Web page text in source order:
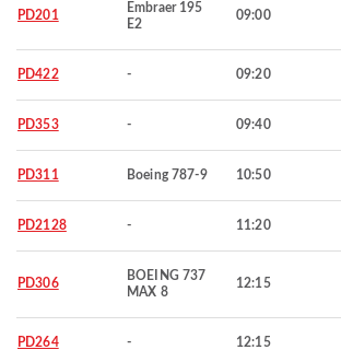
PD201
Embraer 195
E2
09:00
PD422 - 09:20
PD353 - 09:40
PD311 Boeing 787-9 10:50
PD2128 - 11:20
PD306
BOEING 737
MAX 8
12:15
PD264 - 12:15